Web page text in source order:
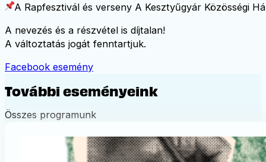
A Rapfesztivál és verseny A Kesztyűgyár Közösségi
A nevezés és a részvétel is díjtalan!
A változtatás jogát fenntartjuk.
Facebook esemény
További eseményeink
Összes programunk